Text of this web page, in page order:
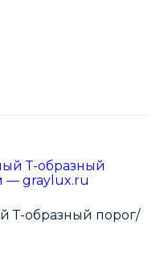
Т-образный порог/